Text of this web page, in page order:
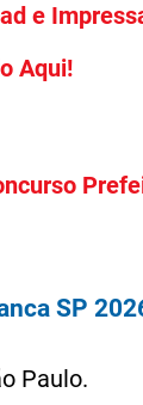
e
Aqui!
SP
Paulo.